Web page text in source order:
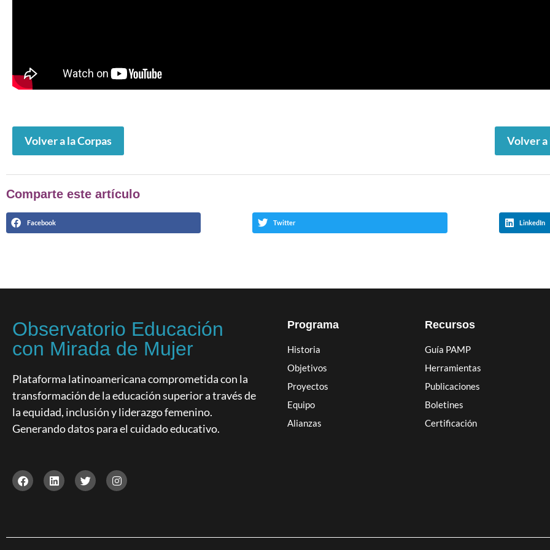
Volver a la Corpas Volver
Comparte este artículo
Facebook Twitter LinkedIn
Observatorio Educación
con Mirada de Mujer
Plataforma latinoamericana comprometida con la
transformación de la educación superior a través de
la equidad, inclusión y liderazgo femenino.
Generando datos para el cuidado educativo.
Programa
Historia
Objetivos
Proyectos
Equipo
Alianzas
Recursos
Guía PAMP
Herramientas
Publicaciones
Boletines
Certificación